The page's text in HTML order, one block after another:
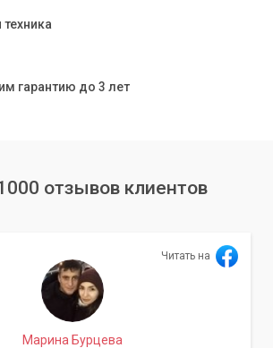
гарантию до 3 лет
отзывов клиентов
Читать на
Марина Бурцева